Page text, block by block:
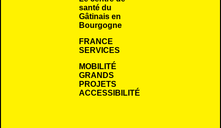
santé du
Gâtinais en
Bourgogne
FRANCE
SERVICES
MOBILITÉ
GRANDS
PROJETS
ACCESSIBILITÉ